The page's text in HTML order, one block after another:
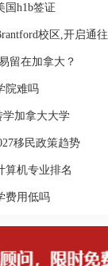
国h1b签证
校区,开启通
留在加拿大？
院难吗
学加拿大大学
移民政策趋势
算机专业排名
费用低吗